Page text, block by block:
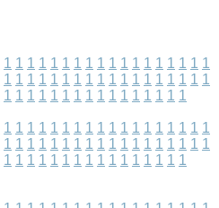
1 1 1 1 1 1 1 1 1 1 1 1 1 1 1 1 1 1
1 1 1 1 1 1 1 1 1 1 1 1 1 1 1 1 1 1
1 1 1 1 1 1 1 1 1 1 1 1 1 1 1 1
1 1 1 1 1 1 1 1 1 1 1 1 1 1 1 1 1 1
1 1 1 1 1 1 1 1 1 1 1 1 1 1 1 1 1 1
1 1 1 1 1 1 1 1 1 1 1 1 1 1 1 1